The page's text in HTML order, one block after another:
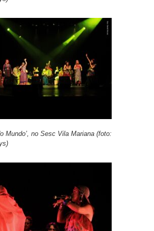
Mundo’, no Sesc Vila Mariana (foto: